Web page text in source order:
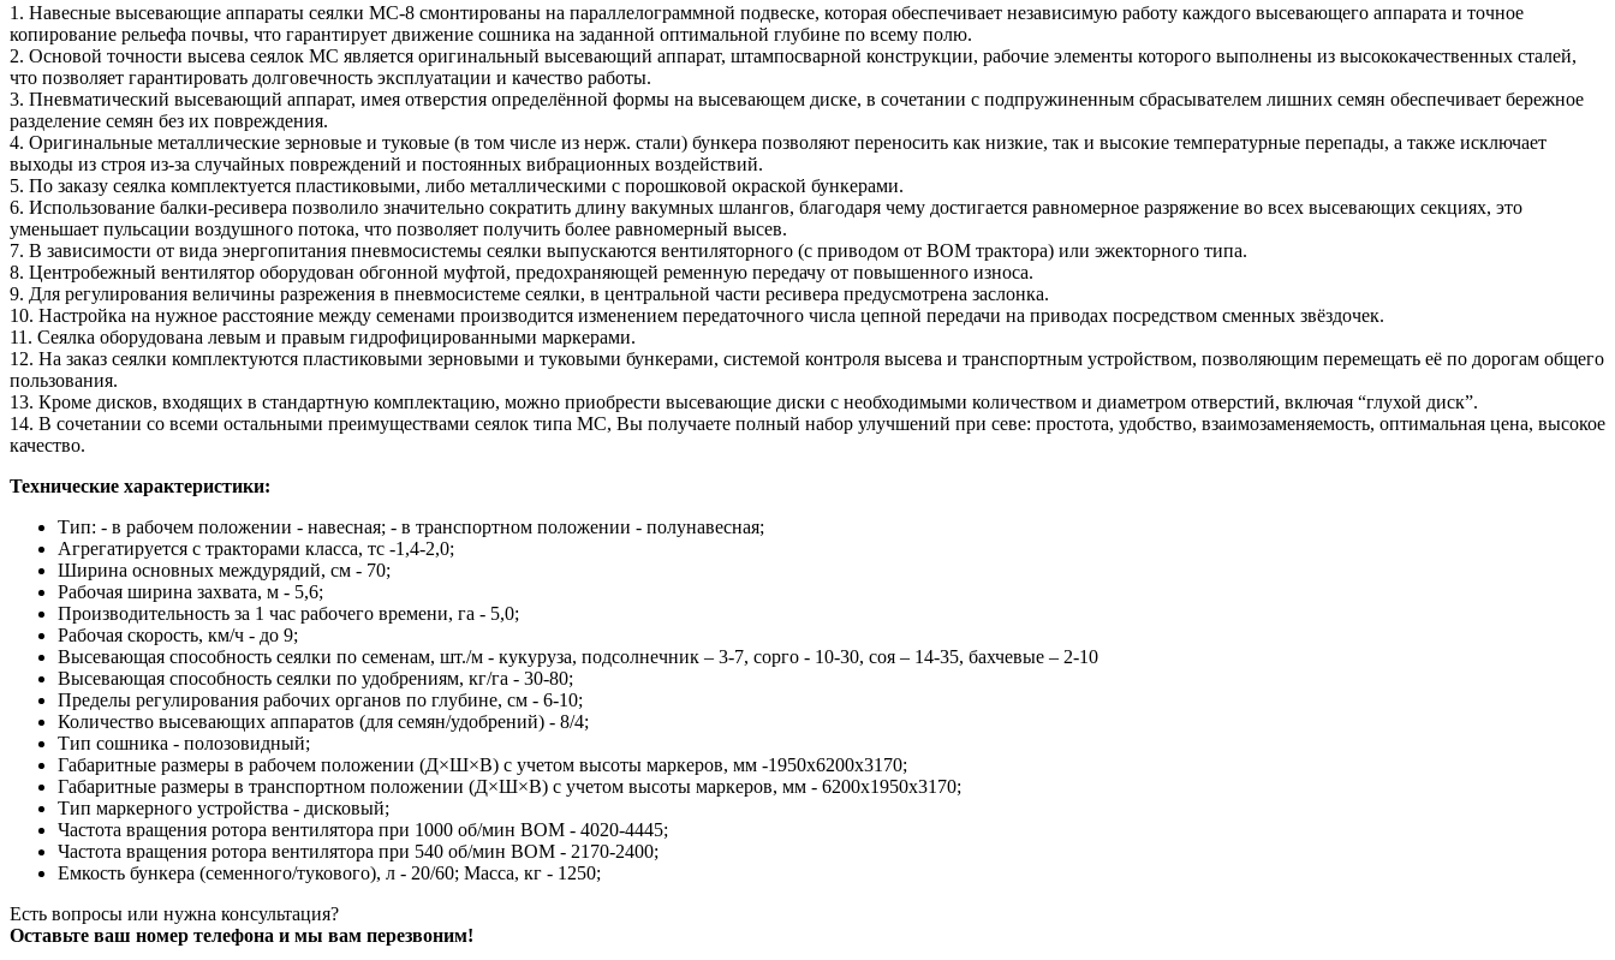
1. Навесные высевающие аппараты сеялки МС-8 смонтированы на параллелограммной подвеске, которая обеспечивает независимую работу каждого высевающего аппарата и точное
копирование рельефа почвы, что гарантирует движение сошника на заданной оптимальной глубине по всему полю.
2. Основой точности высева сеялок МС является оригинальный высевающий аппарат, штампосварной конструкции, рабочие элементы которого выполнены из высококачественных сталей,
что позволяет гарантировать долговечность эксплуатации и качество работы.
3. Пневматический высевающий аппарат, имея отверстия определённой формы на высевающем диске, в сочетании с подпружиненным сбрасывателем лишних семян обеспечивает бережное
разделение семян без их повреждения.
4. Оригинальные металлические зерновые и туковые (в том числе из нерж. стали) бункера позволяют переносить как низкие, так и высокие температурные перепады, а также исключает
выходы из строя из-за случайных повреждений и постоянных вибрационных воздействий.
5. По заказу сеялка комплектуется пластиковыми, либо металлическими с порошковой окраской бункерами.
6. Использование балки-ресивера позволило значительно сократить длину вакумных шлангов, благодаря чему достигается равномерное разряжение во всех высевающих секциях, это
уменьшает пульсации воздушного потока, что позволяет получить более равномерный высев.
7. В зависимости от вида энергопитания пневмосистемы сеялки выпускаются вентиляторного (с приводом от ВОМ трактора) или эжекторного типа.
8. Центробежный вентилятор оборудован обгонной муфтой, предохраняющей ременную передачу от повышенного износа.
9. Для регулирования величины разрежения в пневмосистеме сеялки, в центральной части ресивера предусмотрена заслонка.
10. Настройка на нужное расстояние между семенами производится изменением передаточного числа цепной передачи на приводах посредством сменных звёздочек.
11. Сеялка оборудована левым и правым гидрофицированными маркерами.
12. На заказ сеялки комплектуются пластиковыми зерновыми и туковыми бункерами, системой контроля высева и транспортным устройством, позволяющим перемещать её по дорогам общего
пользования.
13. Кроме дисков, входящих в стандартную комплектацию, можно приобрести высевающие диски с необходимыми количеством и диаметром отверстий, включая “глухой диск”.
14. В сочетании со всеми остальными преимуществами сеялок типа МС, Вы получаете полный набор улучшений при севе: простота, удобство, взаимозаменяемость, оптимальная цена, высокое
качество.
Технические характеристики:
Тип: - в рабочем положении - навесная; - в транспортном положении - полунавесная;
Агрегатируется с тракторами класса, тс -1,4-2,0;
Ширина основных междурядий, см - 70;
Рабочая ширина захвата, м - 5,6;
Производительность за 1 час рабочего времени, га - 5,0;
Рабочая скорость, км/ч - до 9;
Высевающая способность сеялки по семенам, шт./м - кукуруза, подсолнечник – 3-7, сорго - 10-30, соя – 14-35, бахчевые – 2-10
Высевающая способность сеялки по удобрениям, кг/га - 30-80;
Пределы регулирования рабочих органов по глубине, см - 6-10;
Количество высевающих аппаратов (для семян/удобрений) - 8/4;
Тип сошника - полозовидный;
Габаритные размеры в рабочем положении (Д×Ш×В) с учетом высоты маркеров, мм -1950х6200х3170;
Габаритные размеры в транспортном положении (Д×Ш×В) с учетом высоты маркеров, мм - 6200х1950х3170;
Тип маркерного устройства - дисковый;
Частота вращения ротора вентилятора при 1000 об/мин ВОМ - 4020-4445;
Частота вращения ротора вентилятора при 540 об/мин ВОМ - 2170-2400;
Емкость бункера (семенного/тукового), л - 20/60; Масса, кг - 1250;
Есть вопросы или нужна консультация?
Оставьте ваш номер телефона и мы вам перезвоним!